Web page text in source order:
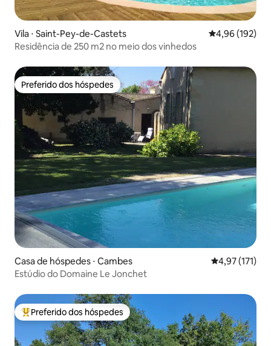
Vila ⋅ Saint-Pey-de-Castets 4,96 de uma
4,96 (192)
Residência de 250 m2 no meio dos vinhedos
Preferido dos hóspedes
Preferido dos hóspedes
Casa de hóspedes ⋅ Cambes 4,97 de uma
4,97 (171)
Estúdio do Domaine Le Jonchet
Entre os melhores preferidos dos hóspedes
Preferido dos hóspedes